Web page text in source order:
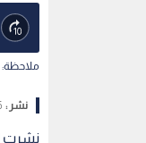
ملاحظة:
نشر :
نشرت